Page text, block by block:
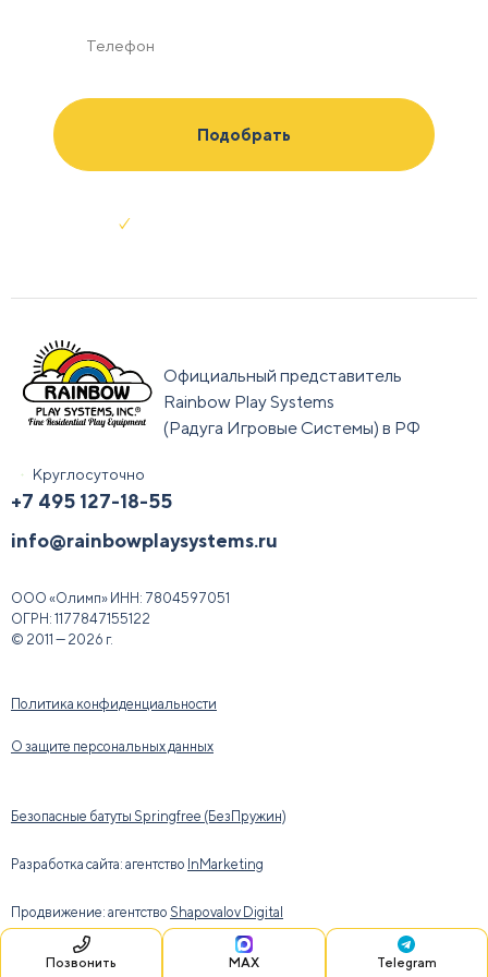
Официальный представитель
Rainbow Play Systems
(Радуга Игровые Системы) в РФ
Круглосуточно
+7 495 127-18-55
info@rainbowplaysystems.ru
ООО «Олимп» ИНН: 7804597051
ОГРН: 1177847155122
© 2011 — 2026 г.
Политика конфиденциальности
О защите персональных данных
Безопасные батуты Springfree (БезПружин)
Разработка сайта: агентство InMarketing
Продвижение: агентство Shapovalov Digital
Позвонить MAX Telegram